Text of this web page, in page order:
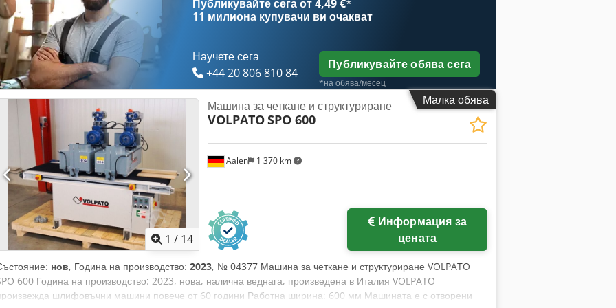
Публикувайте сега от 4,49 €*
11 милиона купувачи ви очакват
Научете сега
+44 20 806 810 84
Публикувайте обява сега
*на обява/месец
Малка обява
1 / 14
Aalen 1 370 km
Машина за четкане и структуриране
VOLPATOSPO 600
цената
нов, Година на производство: 2023, № 04377 Машина за четкане и структуриране VOLPATO
600 Година на производство: 2023, нова, налична веднага, произведена в Италия VOLPATO
шлифовъчни машини повече от 60 години Работна ширина: 600 мм Машината е с отворени